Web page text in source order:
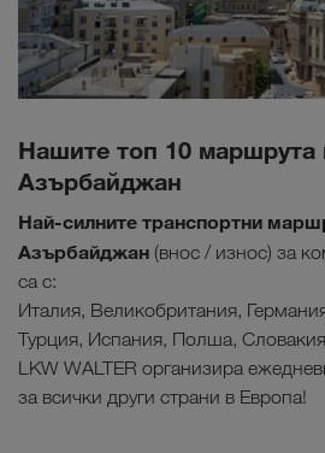
Нашите топ 10 маршрута
Азърбайджан
Най-силните транспортни
Азърбайджан (внос / износ) за
са с:
Италия, Великобритания,
Турция, Испания, Полша,
LKW WALTER организира
за всички други страни в Европа!